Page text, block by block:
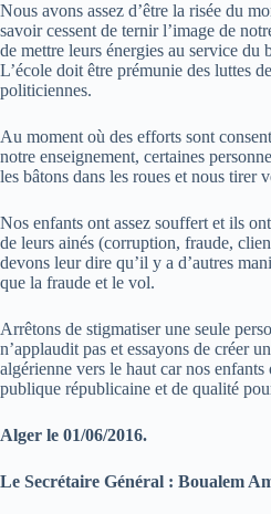
Nous avons assez d’être la risée du
savoir cessent de ternir l’image de
de mettre leurs énergies au service du
L’école doit être prémunie des luttes
politiciennes.
Au moment où des efforts sont
notre enseignement, certaines
les bâtons dans les roues et nous tirer
Nos enfants ont assez souffert et ils
de leurs ainés (corruption, fraude,
devons leur dire qu’il y a d’autres
que la fraude et le vol.
Arrêtons de stigmatiser une seule
n’applaudit pas et essayons de créer
algérienne vers le haut car nos
publique républicaine et de qualité
Alger le 01/06/2016.
Le Secrétaire Général : Boualem